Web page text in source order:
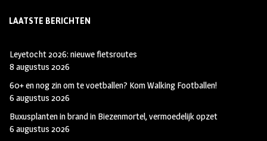
LAATSTE BERICHTEN
Leyetocht 2026: nieuwe fietsroutes
8 augustus 2026
60+ en nog zin om te voetballen? Kom Walking Footballen!
6 augustus 2026
Buxusplanten in brand in Biezenmortel, vermoedelijk opzet
6 augustus 2026